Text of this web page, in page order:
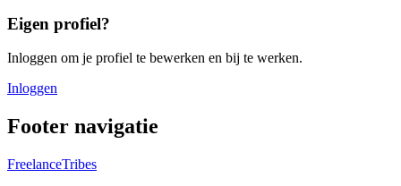
Eigen profiel?
Inloggen om je profiel te bewerken en bij te werken.
Inloggen
Footer navigatie
FreelanceTribes